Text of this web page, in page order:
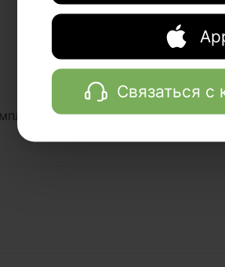
Связаться с
Легкое дыхание,